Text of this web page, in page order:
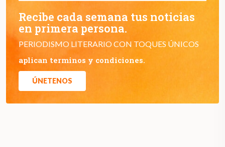
Recibe cada semana tus noticias
en primera persona.
PERIODISMO LITERARIO CON TOQUES ÚNICOS
aplican terminos y condiciones.
ÚNETENOS